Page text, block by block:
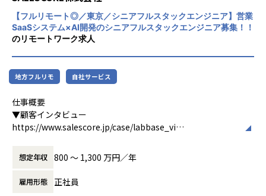
持って成果を出せるようになり、自律的な成長を促します。
・商談品質の向上: Value Mapを商談時のガイドとして活用す
https://www.salescore.jp/case/labbase_vi
▍募集背景
elligence（VI）』は、リリース直後から多くの引き合いをい
ただき大きな手応えを感じています。
私たちはこのサービスの提供価値をより一層高めていくため
に導く仕組みで、近年日本でも注目を浴びて
います。
【フルリモート◎／東京／シニアフルスタックエンジニア】営業
SaaSシステム×AI開発のシニアフルスタックエンジニア募集！！
のリモートワーク求人
地方フルリモ 自社サービス
仕事概要
▼顧客インタビュー
https://www.salescore.jp/case/labbase_vi
▍募集背景
商談の「思考の通り道」を可視化する会話解析AI『Value Int
elligence（VI）』は、リリース直後から多くの引き合いをい
ただき大きな手応えを感じています。
想定年収 800 〜 1,300 万円／年
雇用形態 正社員